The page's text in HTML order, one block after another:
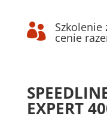
 Szkolenie
cenie
EXPERT